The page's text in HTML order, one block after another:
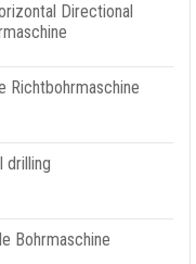
Directional
Richtbohrmaschine
drilling
Bohrmaschine